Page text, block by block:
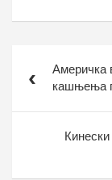
чланкаАмеричка
кашњења